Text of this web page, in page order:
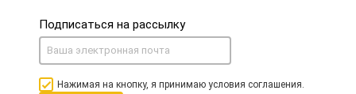
Подписаться на рассылку
Нажимая на кнопку, я принимаю условия соглашения.